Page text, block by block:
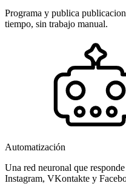
Programa y publica
tiempo, sin trabajo manual.
Automatización
Una red neuronal que
Instagram, VKontakte y